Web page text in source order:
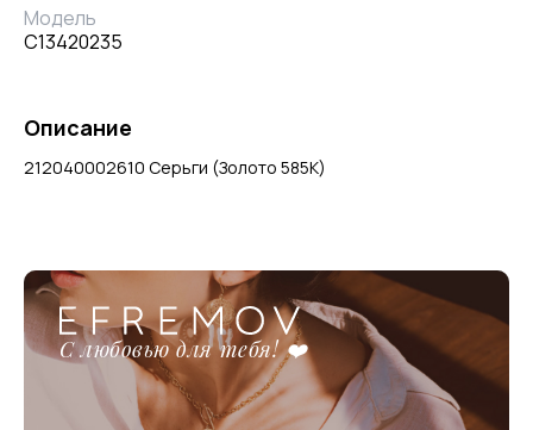
Модель
С13420235
Описание
212040002610 Серьги (Золото 585К)
С любовью для тебя! ❤️